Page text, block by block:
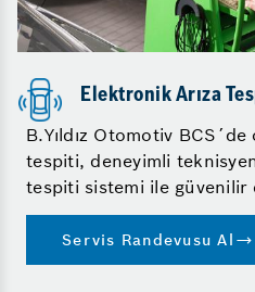
Elektronik Arıza
B.Yıldız Otomotiv
tespiti, deneyimli
tespiti sistemi ile güvenilir
Servis Randevusu Al